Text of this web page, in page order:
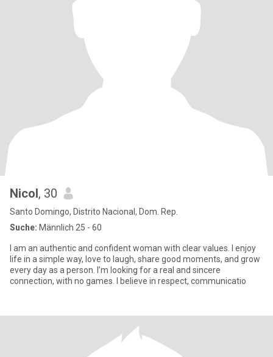
Nicol, 30
Santo Domingo, Distrito Nacional, Dom. Rep.
Suche: Männlich 25 - 60
I am an authentic and confident woman with clear values. I enjoy
life in a simple way, love to laugh, share good moments, and grow
every day as a person. I’m looking for a real and sincere
connection, with no games. I believe in respect, communicatio